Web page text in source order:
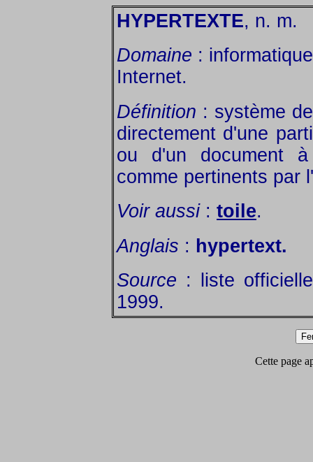
HYPERTEXTE, n. m.
Domaine :
Internet.
Définition : système
directement d'une
ou d'un document à
comme pertinents par
Voir aussi: toile.
Anglais : hypertext.
Source : liste
1999.
Cette page